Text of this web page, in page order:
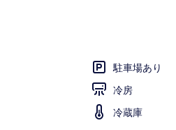
駐車場あり
冷房
冷蔵庫